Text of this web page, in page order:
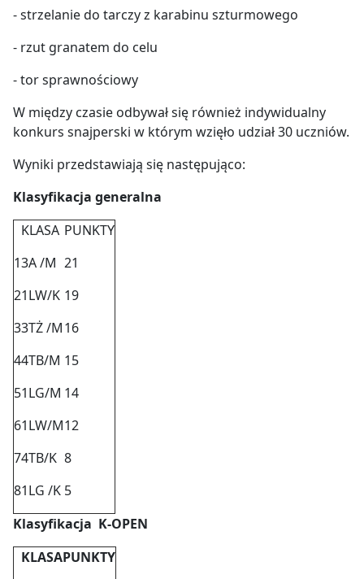
- strzelanie do tarczy z karabinu szturmowego
- rzut granatem do celu
- tor sprawnościowy
W między czasie odbywał się również indywidualny
konkurs snajperski w którym wzięło udział 30 uczniów.
Wyniki przedstawiają się następująco:
Klasyfikacja generalna
KLASA PUNKTY
13A /M 21
21LW/K 19
33TŻ /M16
44TB/M 15
51LG/M 14
61LW/M12
74TB/K 8
81LG /K 5
Klasyfikacja K-OPEN
KLASAPUNKTY